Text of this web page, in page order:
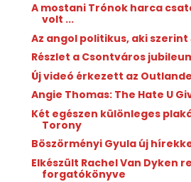
A mostani Trónok harca
volt ...
Az angol politikus, aki
Részlet a Csontváros
Új videó érkezett az
Angie Thomas: The ​Hate U
Két egészen különleges
Torony
Böszörményi Gyula új
Elkészült Rachel Van Dyken
forgatókönyve